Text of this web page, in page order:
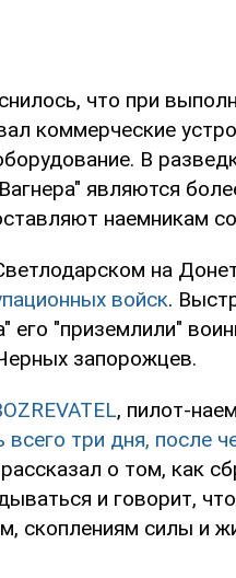
что при
коммерческие
В
являются
наемникам
на
войск.
его "приземлили"
запорожцев.
, пилот-
всего три дня, после
о том, как
и говорит,
скоплениям силы и